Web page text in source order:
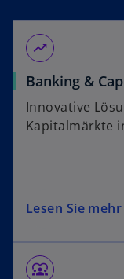
moving
Banking &
Innovative
Kapitalmärkte
Lesen Sie mehr
diversity_1